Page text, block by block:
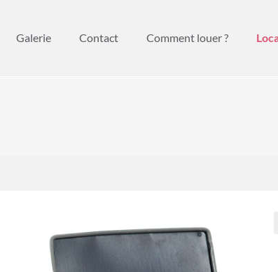
Galerie Contact Comment louer ?